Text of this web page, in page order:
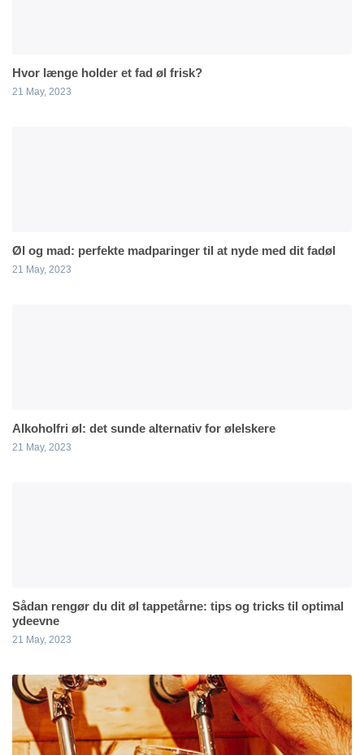
Hvor længe holder et fad øl frisk?
21 May, 2023
Øl og mad: perfekte madparinger til at nyde med dit fadøl
21 May, 2023
Alkoholfri øl: det sunde alternativ for ølelskere
21 May, 2023
Sådan rengør du dit øl tappetårne: tips og tricks til optimal
ydeevne
21 May, 2023